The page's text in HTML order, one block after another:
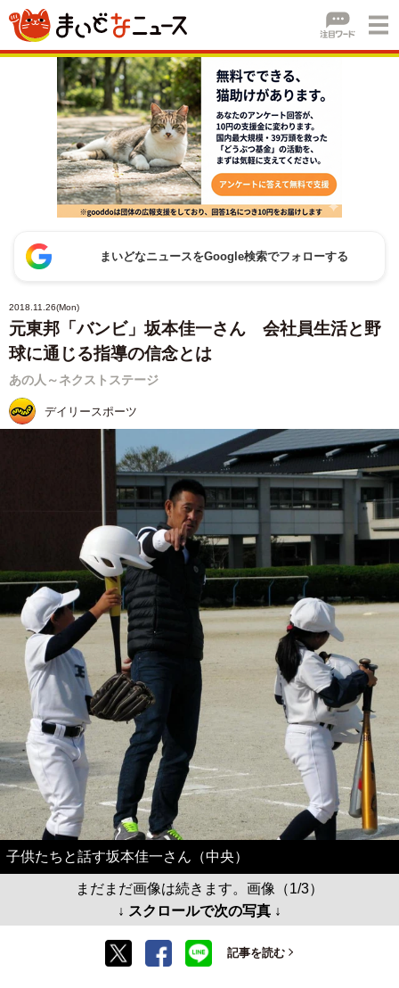
まいどなニュースをGoogle検索でフォローする
2018.11.26(Mon)
元東邦「バンビ」坂本佳一さん 会社員生活と野
球に通じる指導の信念とは
あの人～ネクストステージ
デイリースポーツ
子供たちと話す坂本佳一さん（中央）
まだまだ画像は続きます。画像（1/3）
↓ スクロールで次の写真 ↓
記事を読む